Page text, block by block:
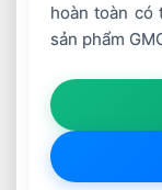
Để có những
em đã cố
hoàn toàn có
sản phẩm